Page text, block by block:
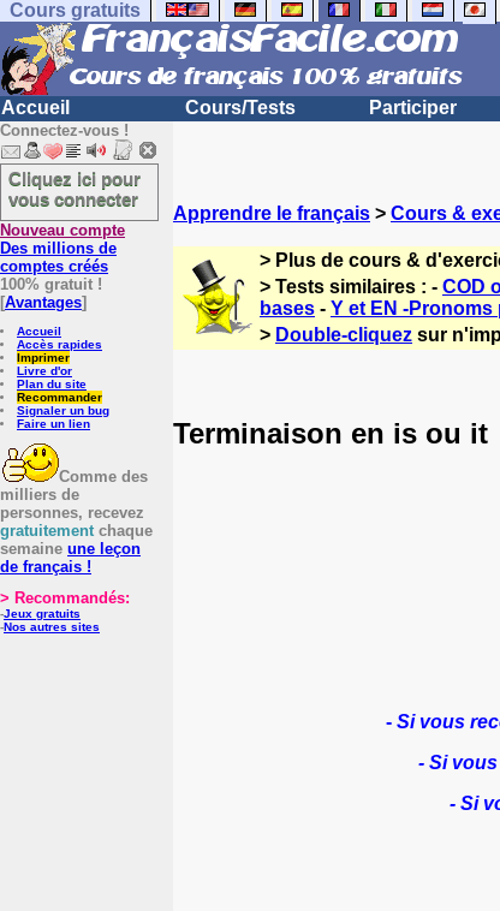
Cours gratuits
Accueil Cours/Tests Participer
Connectez-vous !
Cliquez ici pour
vous connecter
Nouveau compte
Des millions de
comptes créés
100% gratuit !
[Avantages]
Accueil
Accès rapides
Imprimer
Livre d'or
Plan du site
Recommander
Signaler un bug
Faire un lien
Comme des
milliers de
personnes, recevez
gratuitementchaque
semaine une leçon
de français !
> Recommandés:
-Jeux gratuits
-Nos autres sites
Apprendre le français > Cours &
> Plus de cours &
> Tests similaires : - COD
bases - Y et EN -
> Double-cliquez sur
Terminaison en is ou it
- Si vous
- Si
- Si